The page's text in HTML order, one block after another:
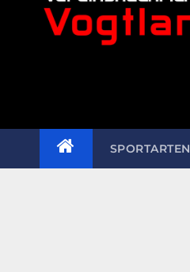
SPORTARTEN